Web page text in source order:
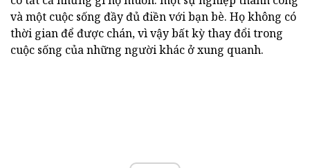
và một cuộc sống đầy đủ điền với bạn bè. Họ không có
thời gian để được chán, vì vậy bất kỳ thay đổi trong
cuộc sống của những người khác ở xung quanh.